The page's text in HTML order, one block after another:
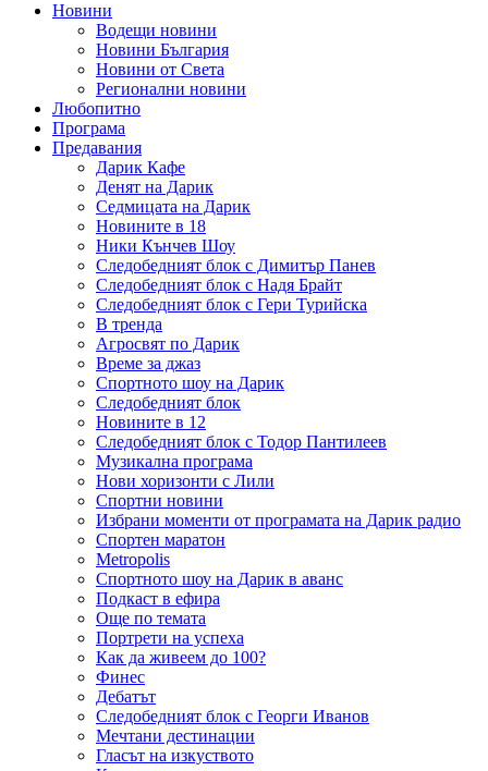
Новини
Водещи новини
Новини България
Новини от Света
Регионални новини
Любопитно
Програма
Предавания
Дарик Кафе
Денят на Дарик
Седмицата на Дарик
Новините в 18
Ники Кънчев Шоу
Следобедният блок с Димитър Панев
Следобедният блок с Надя Брайт
Следобедният блок с Гери Турийска
В тренда
Агросвят по Дарик
Време за джаз
Спортното шоу на Дарик
Следобедният блок
Новините в 12
Следобедният блок с Тодор Пантилеев
Музикална програма
Нови хоризонти с Лили
Спортни новини
Избрани моменти от програмата на Дарик радио
Спортен маратон
Metropolis
Спортното шоу на Дарик в аванс
Подкаст в ефира
Още по темата
Портрети на успеха
Как да живеем до 100?
Финес
Дебатът
Следобедният блок с Георги Иванов
Мечтани дестинации
Гласът на изкуството